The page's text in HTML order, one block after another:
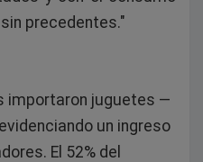
precedentes."
importaron juguetes —
un ingreso
El 52% del